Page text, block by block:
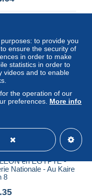
en EGYPTE -
Nationale - Au Kaire
8
to provide you
ensure the security of
in order to make
statistics in order to
videos and to enable
the operation of our
preferences. More info